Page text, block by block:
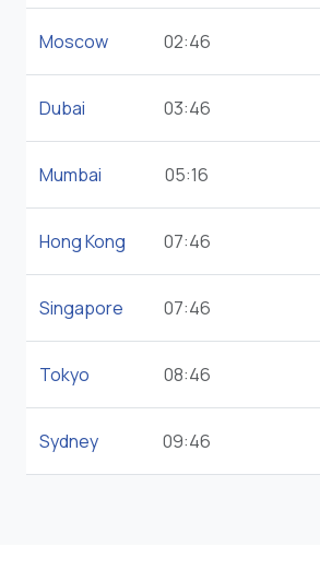
Moscow 02:46
Dubai 03:46
Mumbai 05:16
Hong Kong 07:46
Singapore 07:46
Tokyo 08:46
Sydney 09:46